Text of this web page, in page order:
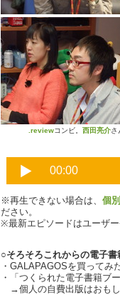
.reviewコンビ。 西田亮介さ
※再生できない場合は、 個
ださい。
※最新エピソードはユーザ
○そろそろこれからの電子
・GALAPAGOSを買ってみ
・「つくられた電子書籍ブ
→個人の自費出版はおも